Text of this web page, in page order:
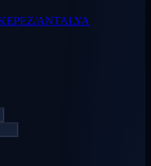
ANTALYA